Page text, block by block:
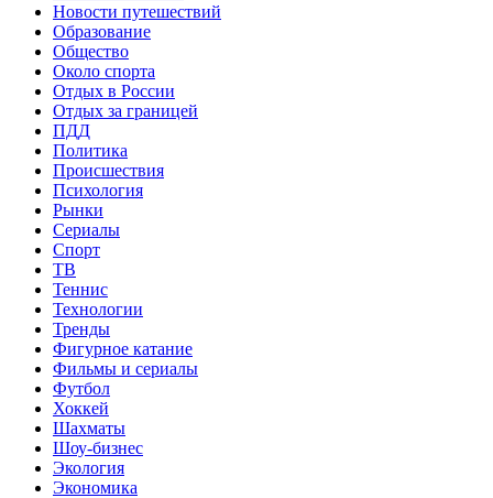
Новости путешествий
Образование
Общество
Около спорта
Отдых в России
Отдых за границей
ПДД
Политика
Происшествия
Психология
Рынки
Сериалы
Спорт
ТВ
Теннис
Технологии
Тренды
Фигурное катание
Фильмы и сериалы
Футбол
Хоккей
Шахматы
Шоу-бизнес
Экология
Экономика